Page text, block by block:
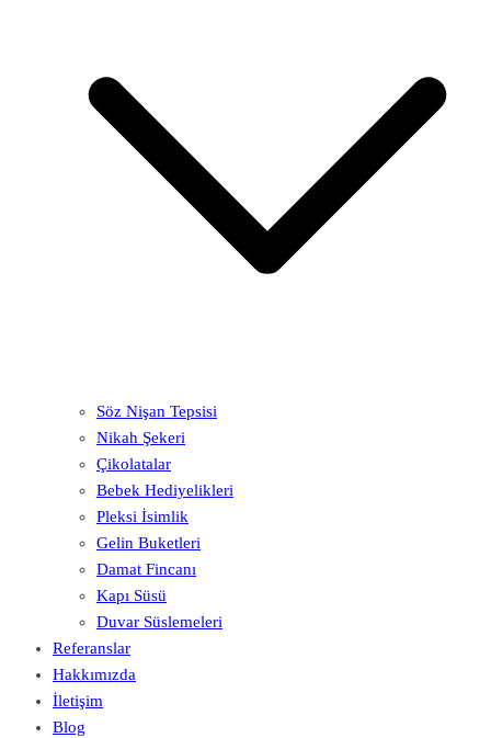
Söz Nişan Tepsisi
Nikah Şekeri
Çikolatalar
Bebek Hediyelikleri
Pleksi İsimlik
Gelin Buketleri
Damat Fincanı
Kapı Süsü
Duvar Süslemeleri
Referanslar
Hakkımızda
İletişim
Blog